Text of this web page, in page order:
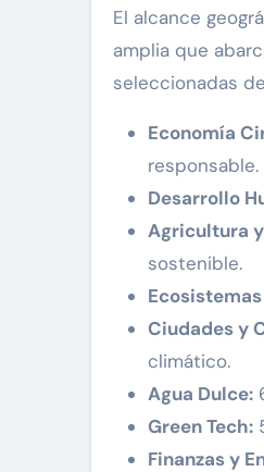
El alcance
amplia que
seleccionadas
Economía
responsable.
Desarrollo
Agricultura
sostenible.
Ciudades y
climático.
Agua Dulce:
Green Tech:
Finanzas y